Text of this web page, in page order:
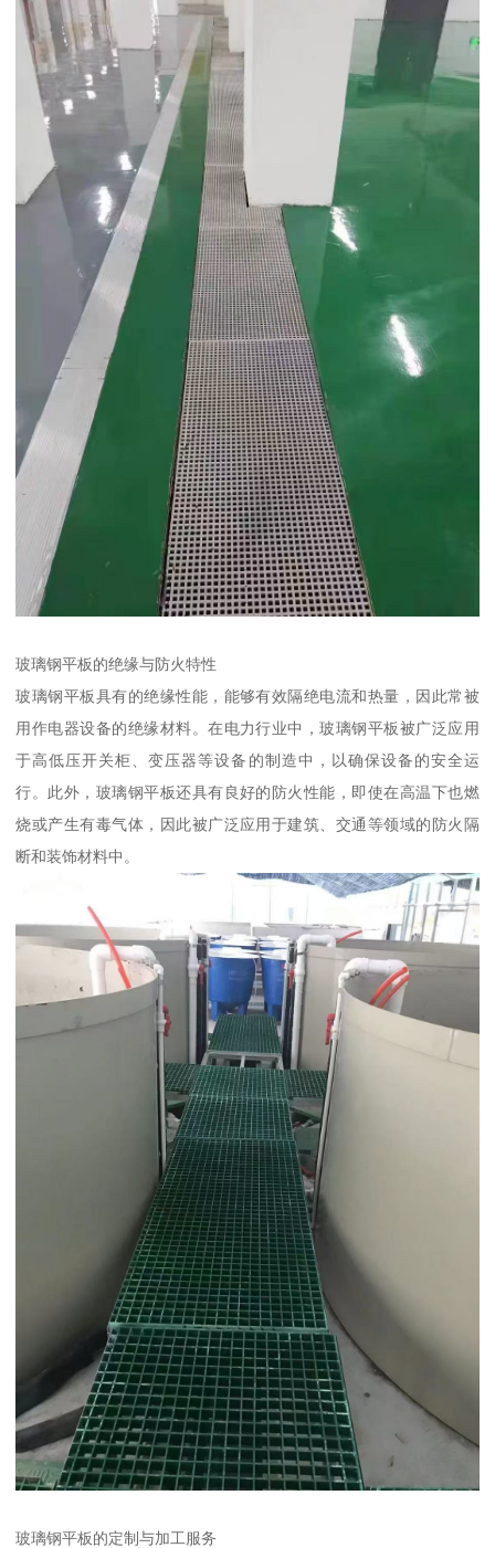
玻璃钢平板的绝缘与防火特性
玻璃钢平板具有的绝缘性能，能够有效隔绝电流和热量，因此常被
用作电器设备的绝缘材料。在电力行业中，玻璃钢平板被广泛应用
于高低压开关柜、变压器等设备的制造中，以确保设备的安全运
行。此外，玻璃钢平板还具有良好的防火性能，即使在高温下也燃
烧或产生有毒气体，因此被广泛应用于建筑、交通等领域的防火隔
断和装饰材料中。
玻璃钢平板的定制与加工服务